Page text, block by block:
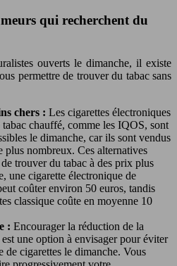
qui recherchent du
ouverts le dimanche, il existe
permettre de trouver du tabac sans
chers : Les cigarettes électroniques
tabac chauffé, comme les IQOS, sont
le dimanche, car ils sont vendus
plus nombreux. Ces alternatives
trouver du tabac à des prix plus
une cigarette électronique de
coûter environ 50 euros, tandis
classique coûte en moyenne 10
: Encourager la réduction de la
une option à envisager pour éviter
de cigarettes le dimanche. Vous